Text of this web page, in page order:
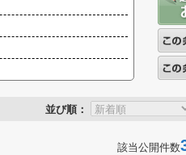
並び順：
該当公開件数